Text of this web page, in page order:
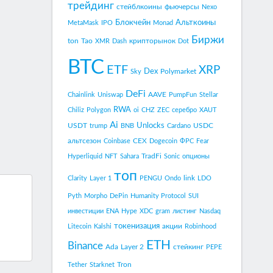
трейдинг стейблкоины фьючерсы Nexo
MetaMask IPO Блокчейн Monad Альткоины
ton Tao XMR Dash крипторынок Dot Биржи
BTC ETF Sky Dex Polymarket XRP
Chainlink Uniswap DeFi AAVE PumpFun Stellar
Chiliz Polygon RWA oi CHZ ZEC серебро XAUT
USDT trump Ai BNB Unlocks Cardano USDC
альтсезон Coinbase CEX Dogecoin ФРС Fear
Hyperliquid NFT Sahara TradFi Sonic опционы
Clarity Layer 1 топ PENGU Ondo link LDO
Pyth Morpho DePin Humanity Protocol SUI
инвестиции ENA Hype XDC gram листинг Nasdaq
Litecoin Kalshi токенизация акции Robinhood
Binance Ada Layer 2 ETH стейкинг PEPE
Tether Starknet Tron